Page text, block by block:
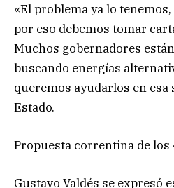
«El problema ya lo
por eso debemos tomar
Muchos gobernadores
buscando energías
queremos ayudarlos en esa
Estado.
Propuesta correntina de los
Gustavo Valdés se expresó